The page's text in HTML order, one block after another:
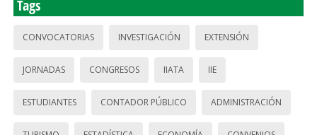
Tags
CONVOCATORIAS INVESTIGACIÓN EXTENSIÓN
JORNADAS CONGRESOS IIATA IIE
ESTUDIANTES CONTADOR PÚBLICO ADMINISTRACIÓN